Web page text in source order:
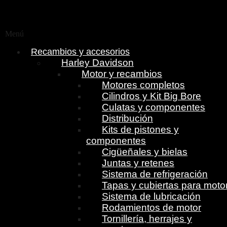
Menú
Recambios y accesorios
Harley Davidson
Motor y recambios
Motores completos
Cilindros y Kit Big Bore
Culatas y componentes
Distribución
Kits de pistones y
componentes
Cigüeñales y bielas
Juntas y retenes
Sistema de refrigeración
Tapas y cubiertas para
Sistema de lubricación
Rodamientos de motor
Tornillería, herrajes y